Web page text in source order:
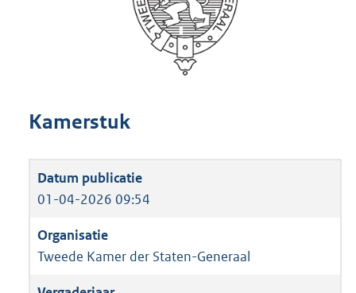
Kamerstuk
01-04-2026 09:54
Tweede Kamer der Staten-Generaal